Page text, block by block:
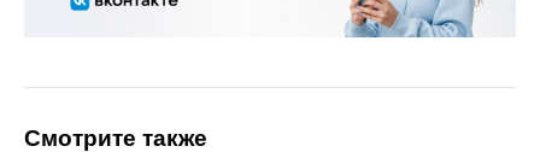
Смотрите также